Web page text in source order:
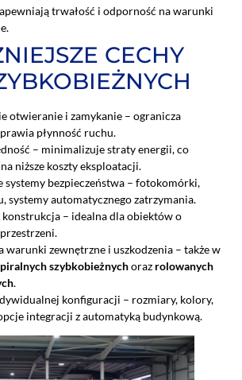
trwałość i odporność na warunki
CECHY
otwieranie i zamykanie – ogranicza
płynność ruchu.
– minimalizuje straty energii, co
niższe koszty eksploatacji.
systemy bezpieczeństwa – fotokomórki,
systemy automatycznego zatrzymania.
– idealna dla obiektów o
warunki zewnętrzne i uszkodzenia – także w
szybkobieżnychoraz rolowanych
.
konfiguracji – rozmiary, kolory,
integracji z automatyką budynkową.